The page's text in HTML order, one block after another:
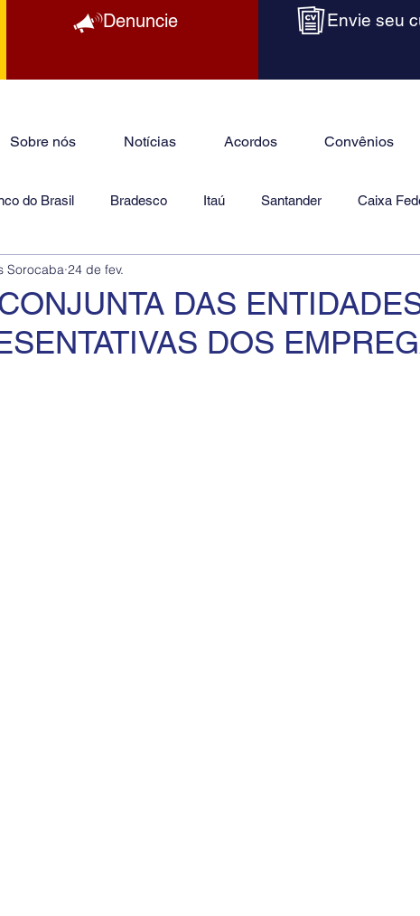
Denuncie Envie seu
Sobre nós Notícias Acordos Convênios
do Brasil Bradesco Itaú Santander Caixa
Jurídico
DAS
DOS
Sorocaba 24 de fev.